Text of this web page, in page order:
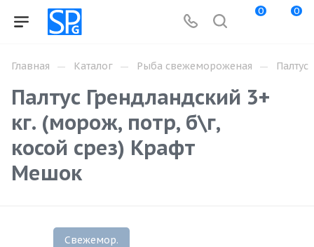
0 0
Главная — Каталог — Рыба свежемороженая — Палтус
Палтус Грендландский 3+
кг. (морож, потр, б\г,
косой срез) Крафт
Мешок
Свежемор.